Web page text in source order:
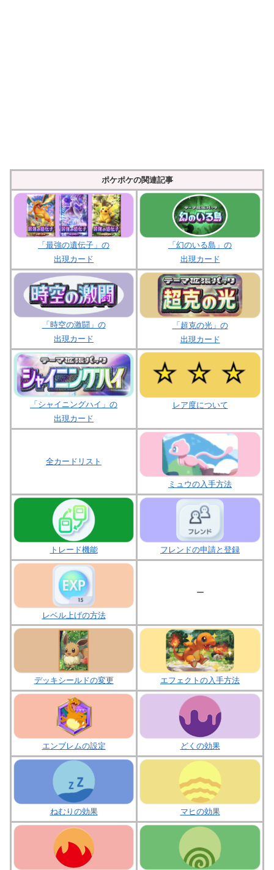
ポケポケの関連記事
「最強の遺伝子」の
出現カード
「幻のいる島」の
出現カード
「時空の激闘」の
出現カード
「超克の光」の
出現カード
「シャイニングハイ」の
出現カード
レア度について
全カードリスト
ミュウの入手方法
トレード機能 フレンドの申請と登録
レベル上げの方法
ー
デッキシールドの変更 エフェクトの入手方法
エンブレムの設定 どくの効果
ねむりの効果 マヒの効果